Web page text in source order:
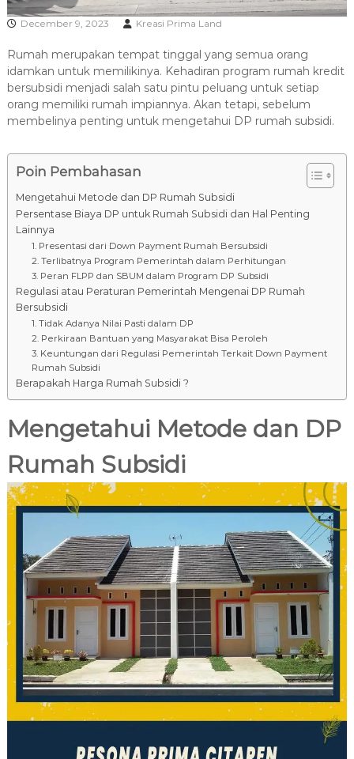
R
December 9, 2023 Kreasi Prima Land
Rumah merupakan tempat tinggal yang semua orang
idamkan untuk memilikinya. Kehadiran program rumah kredit
bersubsidi menjadi salah satu pintu peluang untuk setiap
orang memiliki rumah impiannya. Akan tetapi, sebelum
membelinya penting untuk mengetahui DP rumah subsidi.
Poin Pembahasan
Mengetahui Metode dan DP Rumah Subsidi
Persentase Biaya DP untuk Rumah Subsidi dan Hal Penting
Lainnya
1. Presentasi dari Down Payment Rumah Bersubsidi
2. Terlibatnya Program Pemerintah dalam Perhitungan
3. Peran FLPP dan SBUM dalam Program DP Subsidi
Regulasi atau Peraturan Pemerintah Mengenai DP Rumah
Bersubsidi
1. Tidak Adanya Nilai Pasti dalam DP
2. Perkiraan Bantuan yang Masyarakat Bisa Peroleh
3. Keuntungan dari Regulasi Pemerintah Terkait Down Payment
Rumah Subsidi
Berapakah Harga Rumah Subsidi ?
Mengetahui Metode dan DP
Rumah Subsidi